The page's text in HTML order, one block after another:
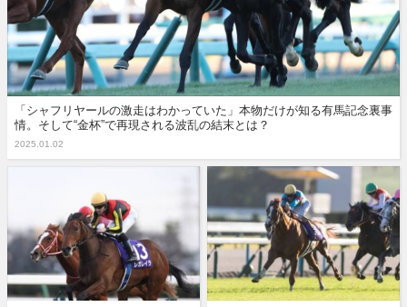
「シャフリヤールの激走はわかっていた」本物だけが知る有馬記念裏事
情。そして“金杯”で再現される波乱の結末とは？
2025.01.02